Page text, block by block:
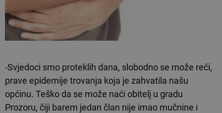
-Svjedoci smo proteklih dana, slobodno se može reći,
prave epidemije trovanja koja je zahvatila našu
općinu. Teško da se može naći obitelj u gradu
Prozoru, čiji barem jedan član nije imao mučnine i